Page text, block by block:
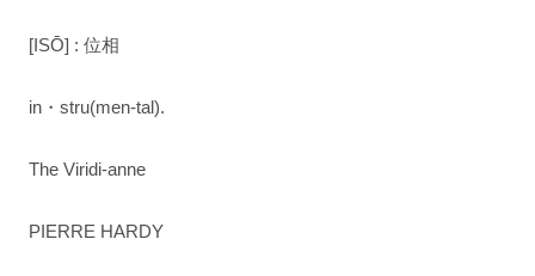
[ISŌ] : 位相
in・stru(men-tal).
The Viridi-anne
PIERRE HARDY